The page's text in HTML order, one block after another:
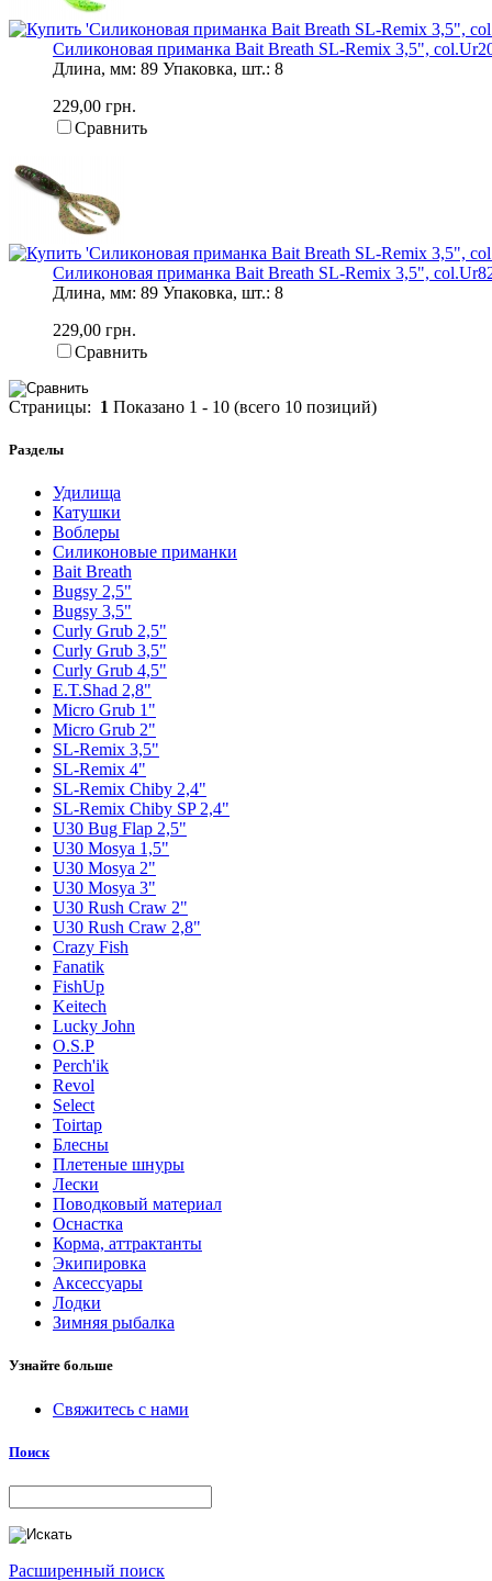
Силиконовая приманка Bait Breath SL-Remix 3,5",
Длина, мм: 89 Упаковка, шт.: 8
229,00 грн.
Сравнить
Силиконовая приманка Bait Breath SL-Remix 3,5",
Длина, мм: 89 Упаковка, шт.: 8
229,00 грн.
Сравнить
Страницы: 1 Показано 1 - 10 (всего 10 позиций)
Разделы
Удилища
Катушки
Воблеры
Силиконовые приманки
Bait Breath
Bugsy 2,5"
Bugsy 3,5"
Curly Grub 2,5"
Curly Grub 3,5"
Curly Grub 4,5"
E.T.Shad 2,8"
Micro Grub 1"
Micro Grub 2"
SL-Remix 3,5"
SL-Remix 4"
SL-Remix Chiby 2,4"
SL-Remix Chiby SP 2,4"
U30 Bug Flap 2,5"
U30 Mosya 1,5"
U30 Mosya 2"
U30 Mosya 3"
U30 Rush Craw 2"
U30 Rush Craw 2,8"
Crazy Fish
Fanatik
FishUp
Keitech
Lucky John
O.S.P
Perch'ik
Revol
Select
Toirtap
Блесны
Плетеные шнуры
Лески
Поводковый материал
Оснастка
Корма, аттрактанты
Экипировка
Аксессуары
Лодки
Зимняя рыбалка
Узнайте больше
Свяжитесь с нами
Поиск
Расширенный поиск